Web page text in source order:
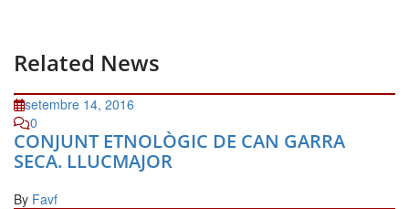
Related News
setembre 14, 2016
0
CONJUNT ETNOLÒGIC DE CAN GARRA
SECA. LLUCMAJOR
By Favf